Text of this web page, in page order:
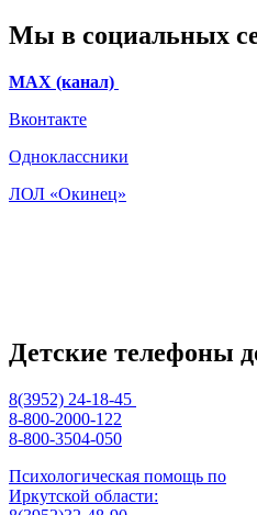
Мы в социальных
МАХ (канал)
Вконтакте
Одноклассники
ЛОЛ «Окинец»
Детские телефоны
8(3952) 24-18-45
8-800-2000-122
8-800-3504-050
Психологическая помощь по
Иркутской области: